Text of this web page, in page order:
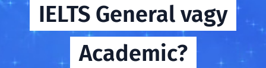
IELTS General vagy
Academic?